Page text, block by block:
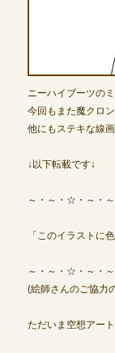
NEXONポイントチ
毎週水曜日 10:30
ニーハイブーツの
今回もまた魔クロ
他にもステキな線
↓以下転載です↓
～・～・☆・～・
「このイラストに
～・～・☆・～・
(絵師さんのご協力
ただいま空想アー